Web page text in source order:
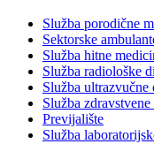
Služba porodične
Sektorske
Služba hitne
Služba radiološke
Služba ultrazvučne
Služba
Previjalište
Služba